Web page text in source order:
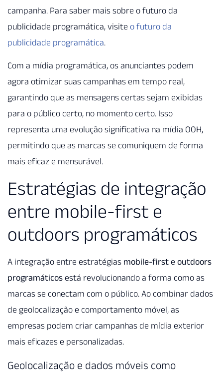
campanha. Para saber mais sobre o futuro da
publicidade programática, visite o futuro da
publicidade programática.
Com a mídia programática, os anunciantes podem
agora otimizar suas campanhas em tempo real,
garantindo que as mensagens certas sejam exibidas
para o público certo, no momento certo. Isso
representa uma evolução significativa na mídia OOH,
permitindo que as marcas se comuniquem de forma
mais eficaz e mensurável.
Estratégias de integração
entre mobile-first e
outdoors programáticos
A integração entre estratégias mobile-first e outdoors
programáticos está revolucionando a forma como as
marcas se conectam com o público. Ao combinar dados
de geolocalização e comportamento móvel, as
empresas podem criar campanhas de mídia exterior
mais eficazes e personalizadas.
Geolocalização e dados móveis como